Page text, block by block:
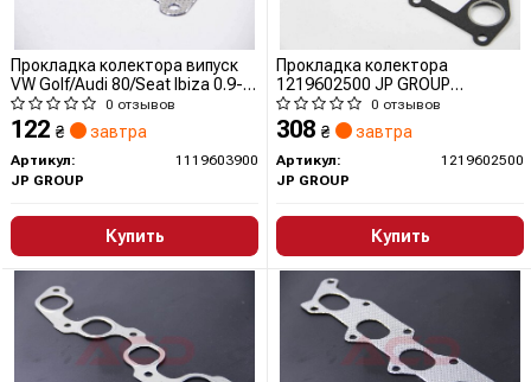
Прокладка колектора випуск
VW Golf/Audi 80/Seat Ibiza 0.9-
1.4 i/D 73-01 0 отзывов
122 ₴ завтра
Артикул:
1119603900
JP GROUP
Купить
Прокладка колектора
1219602500 JP GROUP
(QUINTON HAZELL)
0 отзывов
308 ₴ завтра
Артикул:
1219602500
JP GROUP
Купить